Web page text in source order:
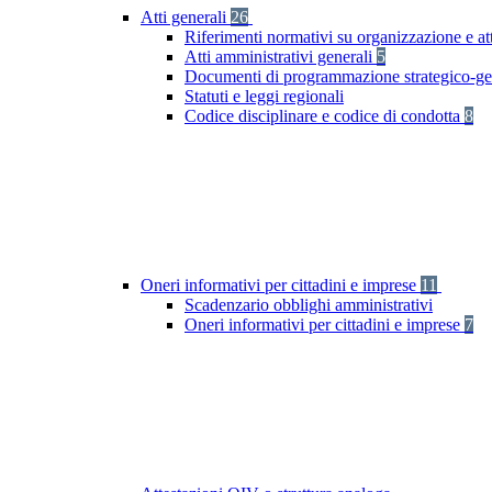
Atti generali 26
Riferimenti normativi su organizzazione e
Atti amministrativi generali 5
Documenti di programmazione strategico-
Statuti e leggi regionali
Codice disciplinare e codice di condotta 8
Oneri informativi per cittadini e imprese 11
Scadenzario obblighi amministrativi
Oneri informativi per cittadini e imprese 7